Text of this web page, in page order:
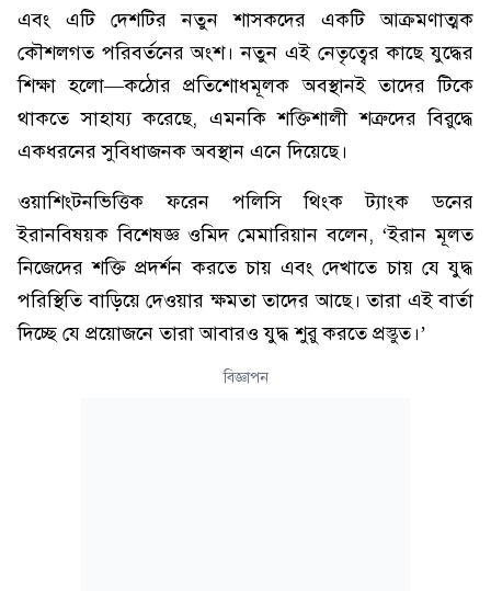
এবং এটি দেশটির নতুন শাসকদের একটি আক্রমণাত্মক
কৌশলগত পরিবর্তনের অংশ। নতুন এই নেতৃত্বের কাছে যুদ্ধের
শিক্ষা হলো—কঠোর প্রতিশোধমূলক অবস্থানই তাদের টিকে
থাকতে সাহায্য করেছে, এমনকি শক্তিশালী শত্রুদের বিরুদ্ধে
একধরনের সুবিধাজনক অবস্থান এনে দিয়েছে।
ওয়াশিংটনভিত্তিক ফরেন পলিসি থিংক ট্যাংক ডনের
ইরানবিষয়ক বিশেষজ্ঞ ওমিদ মেমারিয়ান বলেন, ‘ইরান মূলত
নিজেদের শক্তি প্রদর্শন করতে চায় এবং দেখাতে চায় যে যুদ্ধ
পরিস্থিতি বাড়িয়ে দেওয়ার ক্ষমতা তাদের আছে। তারা এই বার্তা
দিচ্ছে যে প্রয়োজনে তারা আবারও যুদ্ধ শুরু করতে প্রস্তুত।’
বিজ্ঞাপন